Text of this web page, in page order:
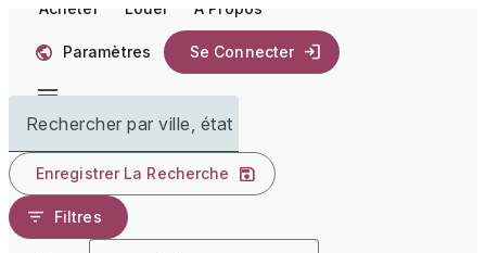
Acheter Louer À Propos
Paramètres Se Connecter
Rechercher par ville, état
Enregistrer La Recherche
Filtres